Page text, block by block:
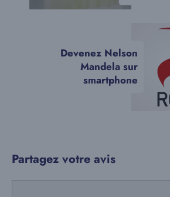
Devenez Nelson
Mandela sur
smartphone
Partagez votre avis